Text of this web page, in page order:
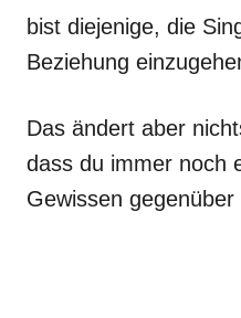
bist diejenige, die
Beziehung
Das ändert aber
dass du immer noch
Gewissen